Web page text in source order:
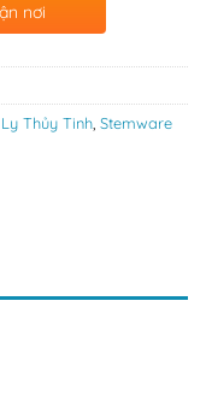
nơi
Ly Thủy Tinh, Stemware